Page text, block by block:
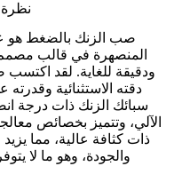
صب الزنك بالضغط هو
المنصهرة في قالب مصمم
ودقيقة للغاية. لقد
دقته الاستثنائية
سبائك الزنك ذات درجة
الآلي، وتتميز بخصائص
ذات كثافة عالية، مما
والجودة، وهو ما لا